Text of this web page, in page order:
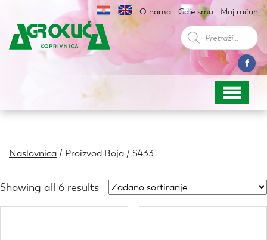
O nama Gdje smo Moj račun
Products
search
Naslovnica / Proizvod Boja / S433
Showing all 6 results